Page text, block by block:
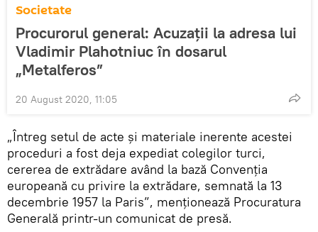
Societate
Procurorul general: Acuzații la adresa lui
Vladimir Plahotniuc în dosarul
„Metalferos”
20 August 2020, 11:05
„Întreg setul de acte și materiale inerente acestei
proceduri a fost deja expediat colegilor turci,
cererea de extrădare având la bază Convenția
europeană cu privire la extrădare, semnată la 13
decembrie 1957 la Paris”, menționează Procuratura
Generală printr-un comunicat de presă.